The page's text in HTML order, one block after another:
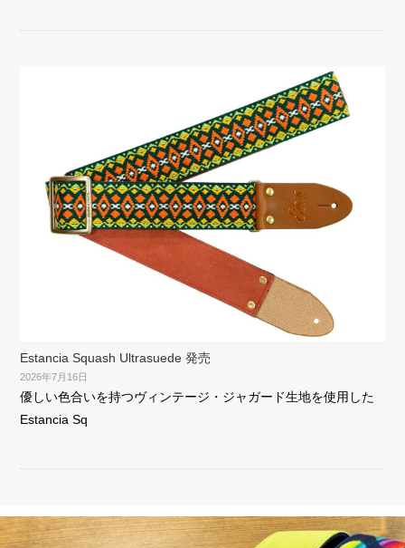
Estancia Squash Ultrasuede 発売
2026年7月16日
優しい色合いを持つヴィンテージ・ジャガード生地を使用した
Estancia Sq